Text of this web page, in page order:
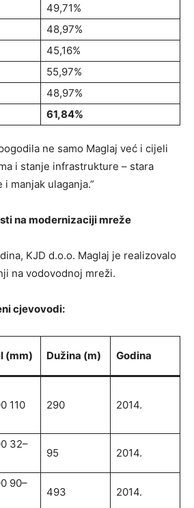
49,71%
48,97%
45,16%
55,97%
48,97%
61,84%
ne samo Maglaj već i cijeli
i stanje infrastrukture – stara
manjak ulaganja.”
na modernizaciji mreže
KJD d.o.o. Maglaj je realizovalo
na vodovodnoj mreži.
cjevovodi:
(mm) Dužina (m) Godina
110 290 2014.
32–
95 2014.
90–
493 2014.